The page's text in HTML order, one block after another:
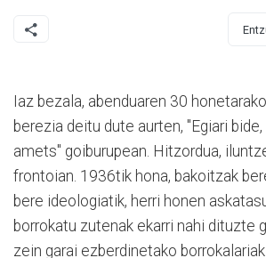
Iaz bezala, abenduaren 30
berezia deitu dute aurten, "Egiari
amets" goiburupean. Hitzordua,
frontoian. 1936tik hona, bakoitzak
bere ideologiatik, herri honen
borrokatu zutenak ekarri nahi dituzte
zein garai ezberdinetako